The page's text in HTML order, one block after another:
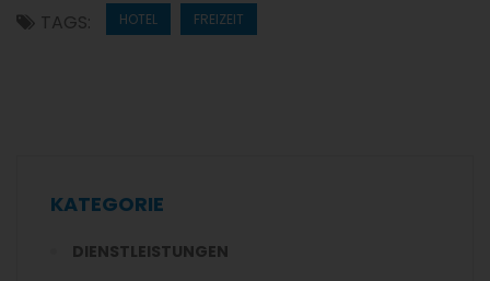
TAGS: HOTEL FREIZEIT
KATEGORIE
DIENSTLEISTUNGEN